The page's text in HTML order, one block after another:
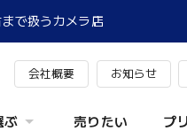
で扱うカメラ店
会社概要 お知らせ
ぶ 売りたい プ